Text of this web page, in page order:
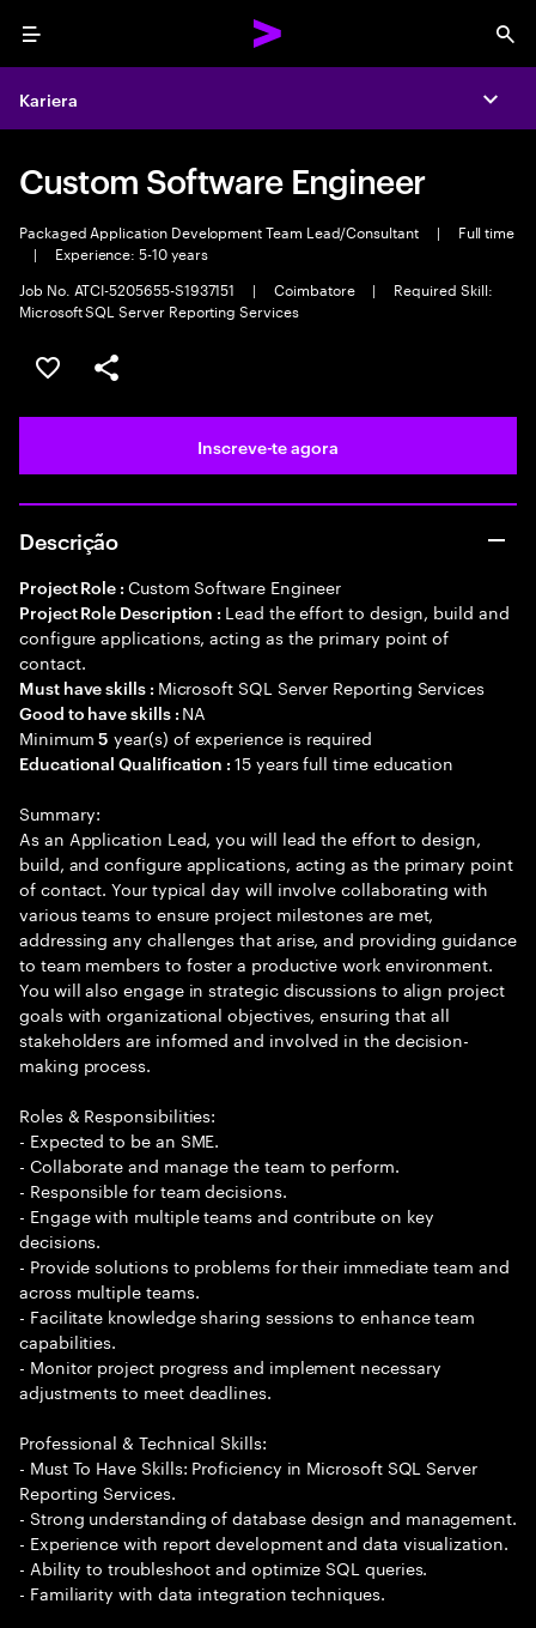
Menu
Kariera
Custom Software Engineer
Packaged Application Development Team Lead/Consultant |
Full time
|
Experience: 5-10 years
Job No. ATCI-5205655-S1937151
| Coimbatore |
Required Skill:
Microsoft SQL Server Reporting Services
Guardar oportunidade
Partilhar
Inscreve-te agora
Descrição
Project Role : Custom Software Engineer
Project Role Description : Lead the effort to design, build and
configure applications, acting as the primary point of
contact.
Must have skills : Microsoft SQL Server Reporting Services
Good to have skills : NA
Minimum5 year(s) of experience is required
Educational Qualification :15 years full time education
Summary:
As an Application Lead, you will lead the effort to design,
build, and configure applications, acting as the primary point
of contact. Your typical day will involve collaborating with
various teams to ensure project milestones are met,
addressing any challenges that arise, and providing guidance
to team members to foster a productive work environment.
You will also engage in strategic discussions to align project
goals with organizational objectives, ensuring that all
stakeholders are informed and involved in the decision-
making process.
Roles & Responsibilities:
- Expected to be an SME.
- Collaborate and manage the team to perform.
- Responsible for team decisions.
- Engage with multiple teams and contribute on key
decisions.
- Provide solutions to problems for their immediate team and
across multiple teams.
- Facilitate knowledge sharing sessions to enhance team
capabilities.
- Monitor project progress and implement necessary
adjustments to meet deadlines.
Professional & Technical Skills:
- Must To Have Skills: Proficiency in Microsoft SQL Server
Reporting Services.
- Strong understanding of database design and management.
- Experience with report development and data visualization.
- Ability to troubleshoot and optimize SQL queries.
- Familiarity with data integration techniques.